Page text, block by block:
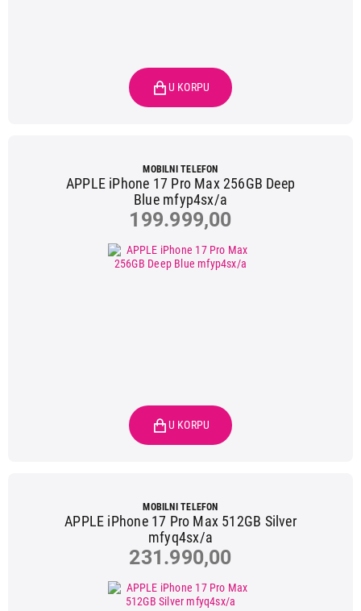
MOBILNI TELEFON
APPLE iPhone 17 Pro Max 256GB Deep
Blue mfyp4sx/a
199.999,00
MOBILNI TELEFON
APPLE iPhone 17 Pro Max 512GB Silver
mfyq4sx/a
231.990,00